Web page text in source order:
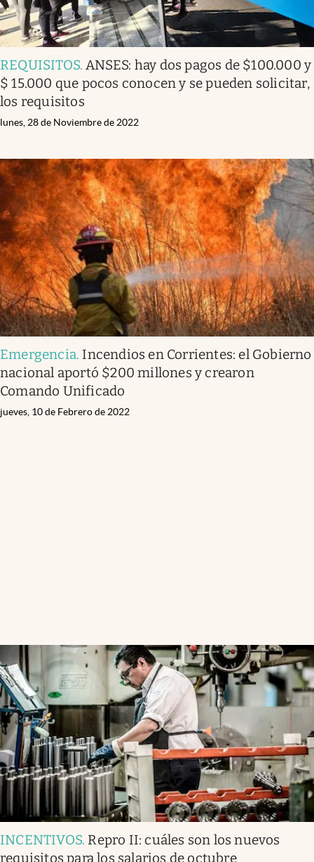
REQUISITOS.ANSES: hay dos pagos de $100.000 y
$ 15.000 que pocos conocen y se pueden solicitar,
los requisitos
lunes, 28 de Noviembre de 2022
Emergencia. Incendios en Corrientes: el Gobierno
nacional aportó $200 millones y crearon
Comando Unificado
jueves, 10 de Febrero de 2022
INCENTIVOS. Repro II: cuáles son los nuevos
requisitos para los salarios de octubre